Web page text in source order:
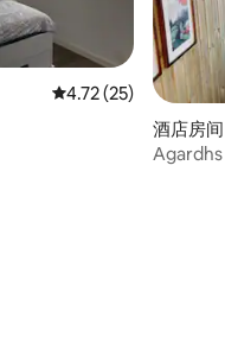
平均评分 4.72 分（满
4.72 (25)
酒店房